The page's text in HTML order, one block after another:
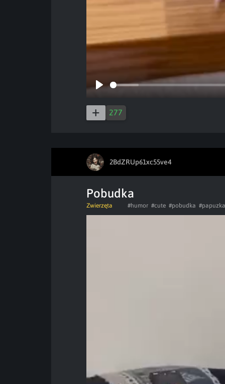
277
2BdZRUp61xc55ve4
Pobudka
Zwierzęta #humor #cute #pobudka #papuzka